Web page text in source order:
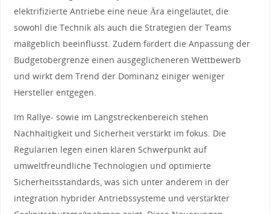
elektrifizierte⁣ Antriebe eine ⁢neue ‍Ära eingeläutet, die
⁤sowohl die Technik als auch⁣ die Strategien der Teams⁣
maßgeblich ​beeinflusst. Zudem‍ fördert⁤ die Anpassung der
Budgetobergrenze einen ausgeglicheneren Wettbewerb‌
und⁤ wirkt dem ‍Trend der Dominanz einiger ‍weniger
Hersteller entgegen.
Im⁤ Rallye- sowie im ⁤Langstreckenbereich stehen⁢
Nachhaltigkeit und‍ Sicherheit ⁢verstärkt im fokus. Die‌
Regularien⁣ legen einen klaren⁣ Schwerpunkt auf
umweltfreundliche Technologien und ‌optimierte
Sicherheitsstandards, was sich unter anderem in der
integration hybrider Antriebssysteme und verstärkter